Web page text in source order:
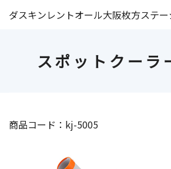
ダスキンレントオール大阪枚方ステ
スポットクーラ
商品コード：kj-5005